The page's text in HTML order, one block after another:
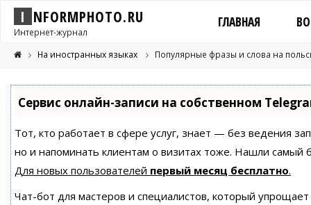
I NFORMPHOTO.RU
Интернет-журнал
ГЛАВНАЯ
На иностранных языках Популярные фразы и слова на
Сервис онлайн-записи на собственном
Тот, кто работает в сфере услуг, знает — без ведения
но и напоминать клиентам о визитах тоже. Нашли
Для новых пользователей первый месяц бесплатно.
Чат-бот для мастеров и специалистов, который